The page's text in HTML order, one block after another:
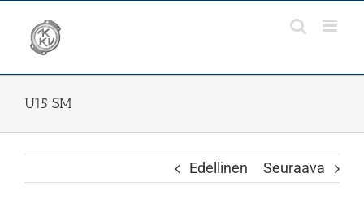
content
U15 SM
Edellinen Seuraava